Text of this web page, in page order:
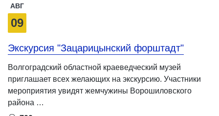
АВГ
09
Экскурсия "Зацарицынский форштадт"
Волгоградский областной краеведческий музей
приглашает всех желающих на экскурсию. Участники
мероприятия увидят жемчужины Ворошиловского
района …